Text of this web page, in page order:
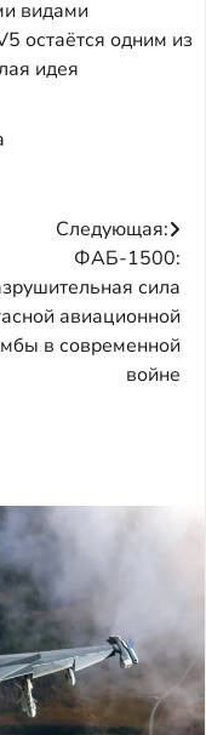
видами
остаётся одним из
идея
Следующая:
ФАБ-1500:
сила
авиационной
в современной
войне